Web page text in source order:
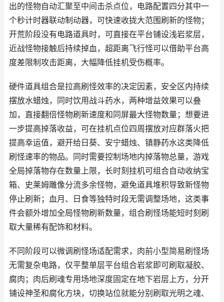
出的怪物自动汇聚至中间击杀点位，电路配置四分其中一
个秒计时器联动制动器，可快速收拢大范围刷新的怪物；
开荒阶段没有电路道具时，可直接在平台铺设浅岩浆层，
近战怪物接触后持续掉血，超距离飞行怪可以借助平台高
度差限制攻击距离，大幅降低挂机受伤概率。
硬件道具组合是拉高刷怪效率的决定因素，安全区内持续
摆放水蜡烛，同时饮用战斗药水，两种增益效果可以叠
加，直接翻倍怪物刷新速度和同屏最大怪物数量；想要进
一步提高掉落收益，可在挂机点位四周摆放对应群落火把
提高幸运值，避开给日葵、安宁蜡烛、镇静药水这类降低
刷怪速率的物品。同时需要控制场地内掉落物总量，游戏
全局掉落物存在数量上限，长时刻挂机可组合自动收纳宝
箱、史莱姆雕像分流多余怪物，避免道具堆积导致新怪物
停止刷新；血月、日食等独特时段无需调整场地，这类事
件会额外增加全局怪物刷新数量，组合刷怪场能短时刻刷
取大量稀有配饰和材料。
不同阶段可以微调刷怪场适配需求，肉前小型简易刷怪场
无需复杂电路，仅平整单层平台组合岩浆即可刷取凝胶、
腐肉；肉后刷魂专用场地深度固定在地下岩层上方，分开
铺设神圣和腐化方块，切换站位就能分别刷取光明之魂、